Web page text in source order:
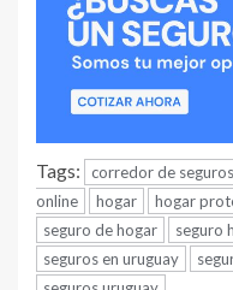
Tags: corredor de seguros
online
hogar hogar
seguro de hogar
seguro
seguros en uruguay